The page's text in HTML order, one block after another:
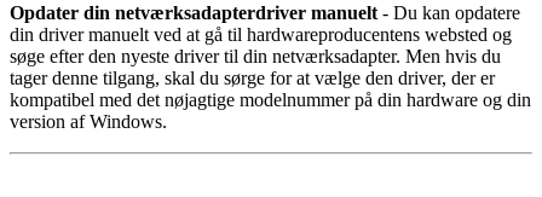
Opdater din netværksadapterdriver manuelt - Du kan opdatere
din driver manuelt ved at gå til hardwareproducentens websted og
søge efter den nyeste driver til din netværksadapter. Men hvis du
tager denne tilgang, skal du sørge for at vælge den driver, der er
kompatibel med det nøjagtige modelnummer på din hardware og din
version af Windows.